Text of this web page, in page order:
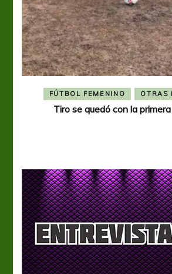
FÚTBOL FEMENINO OTRAS
Tiro se quedó con la